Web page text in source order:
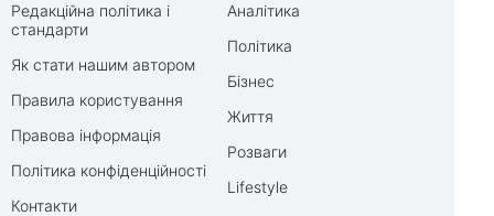
Редакційна політика і
стандарти
Як стати нашим автором
Правила користування
Правова інформація
Політика конфіденційності
Контакти
Аналітика
Політика
Бізнес
Життя
Розваги
Lifestyle